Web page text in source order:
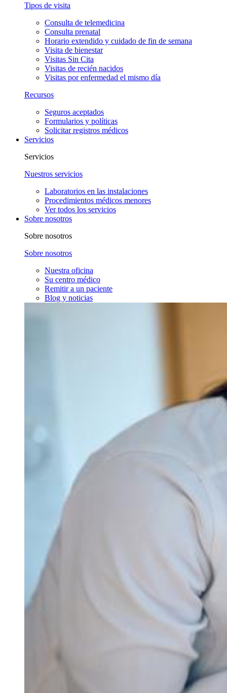
Tipos de visita
Consulta de telemedicina
Consulta prenatal
Horario extendido y cuidado de fin de semana
Visita de bienestar
Visitas Sin Cita
Visitas de recién nacidos
Visitas por enfermedad el mismo día
Recursos
Seguros aceptados
Formularios y políticas
Solicitar registros médicos
Servicios
Servicios
Nuestros servicios
Laboratorios en las instalaciones
Procedimientos médicos menores
Ver todos los servicios
Sobre nosotros
Sobre nosotros
Sobre nosotros
Nuestra oficina
Su centro médico
Remitir a un paciente
Blog y noticias